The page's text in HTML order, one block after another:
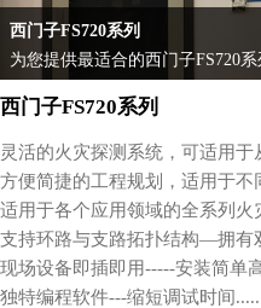
西门子FS720系列
为您提供最适合的西门子FS720系
西门子FS720系列
灵活的火灾探测系统，可适用
方便简捷的工程规划，适用于不
适用于各个应用领域的全系列火
支持环路与支路拓扑结构—拥有
现场设备即插即用-----安装简单
独特编程软件---缩短调试时间